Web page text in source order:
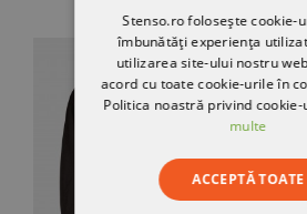
Stenso.ro folosește cookie-
îmbunătăți experiența
utilizarea site-ului nostru
acord cu toate cookie-urile în
Politica noastră privind
multe
ACCEPTĂ TOATE